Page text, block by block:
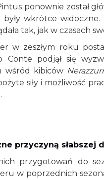
ponownie został
wkrótce
tak, jak w czasach
w zeszłym roku
Conte podjął się
wśród kibiców
siły i możliwość
przyczyną słabszej
przygotowań do
w poprzednich